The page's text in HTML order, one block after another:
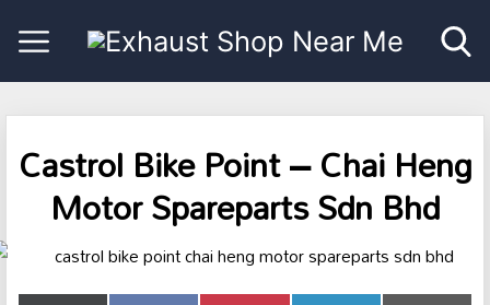
Castrol Bike Point – Chai Heng
Motor Spareparts Sdn Bhd